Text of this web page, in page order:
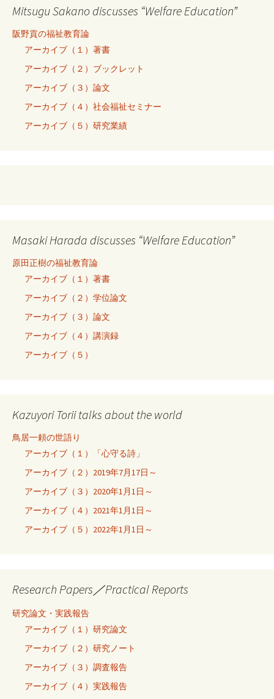
Mitsugu Sakano discusses “Welfare Education”
阪野貢の福祉教育論
アーカイブ（１）著書
アーカイブ（２）ブックレット
アーカイブ（３）論文
アーカイブ（４）社会福祉セミナー
アーカイブ（５）研究業績
Masaki Harada discusses “Welfare Education”
原田正樹の福祉教育論
アーカイブ（１）著書
アーカイブ（２）学位論文
アーカイブ（３）論文
アーカイブ（４）講演録
アーカイブ（５）
Kazuyori Torii talks about the world
鳥居一頼の世語り
アーカイブ（１）「心守る詩」
アーカイブ（２）2019年7月17日～
アーカイブ（３）2020年1月1日～
アーカイブ（４）2021年1月1日～
アーカイブ（５）2022年1月1日～
Research Papers／Practical Reports
研究論文・実践報告
アーカイブ（１）研究論文
アーカイブ（２）研究ノート
アーカイブ（３）調査報告
アーカイブ（４）実践報告